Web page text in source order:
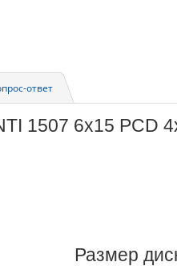
ответ
1507 6x15 PCD
Размер